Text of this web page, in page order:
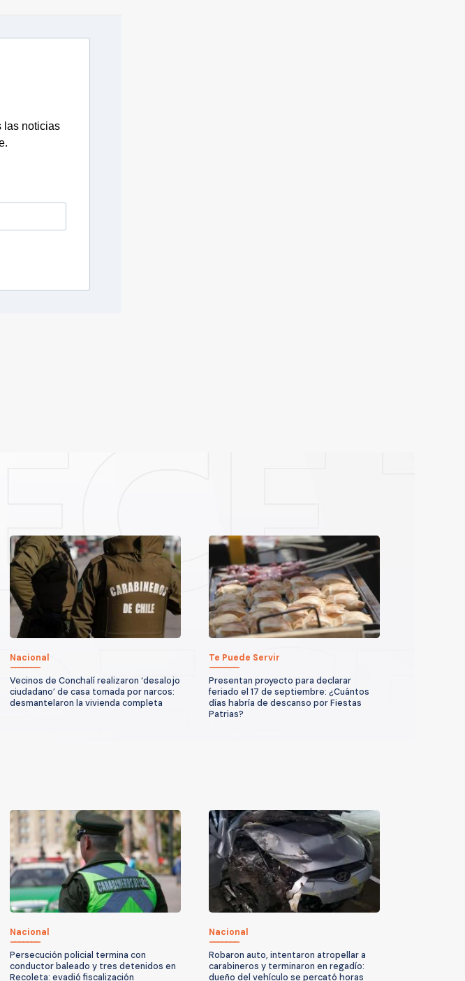
las noticias
Nacional
Vecinos de Conchalí realizaron ‘desalojo
ciudadano’ de casa tomada por narcos:
desmantelaron la vivienda completa
Te Puede Servir
Presentan proyecto para declarar
feriado el 17 de septiembre: ¿Cuántos
días habría de descanso por Fiestas
Patrias?
Nacional
Persecución policial termina con
conductor baleado y tres detenidos en
Recoleta: evadió fiscalización
Nacional
Robaron auto, intentaron atropellar a
carabineros y terminaron en regadío:
dueño del vehículo se percató horas